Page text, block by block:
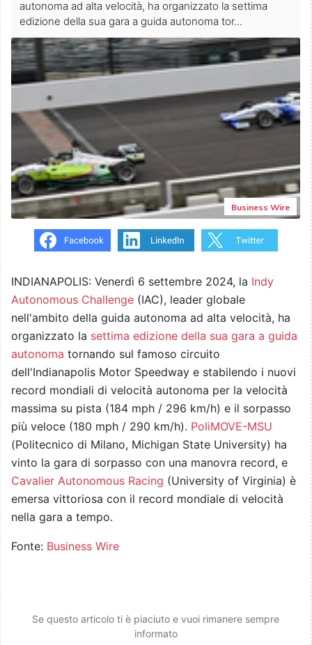
autonoma ad alta velocità, ha organizzato la settima
edizione della sua gara a guida autonoma tor...
Business Wire
INDIANAPOLIS: Venerdì 6 settembre 2024, la Indy
Autonomous Challenge (IAC), leader globale
nell'ambito della guida autonoma ad alta velocità, ha
organizzato la settima edizione della sua gara a guida
autonoma tornando sul famoso circuito
dell'Indianapolis Motor Speedway e stabilendo i nuovi
record mondiali di velocità autonoma per la velocità
massima su pista (184 mph / 296 km/h) e il sorpasso
più veloce (180 mph / 290 km/h). PoliMOVE-MSU
(Politecnico di Milano, Michigan State University) ha
vinto la gara di sorpasso con una manovra record, e
Cavalier Autonomous Racing (University of Virginia) è
emersa vittoriosa con il record mondiale di velocità
nella gara a tempo.
Fonte: Business Wire
Se questo articolo ti è piaciuto e vuoi rimanere sempre
informato